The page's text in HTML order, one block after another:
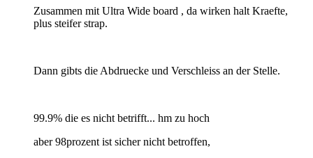
Zusammen mit Ultra Wide board , da wirken halt Kraefte,
plus steifer strap.
Dann gibts die Abdruecke und Verschleiss an der Stelle.
99.9% die es nicht betrifft... hm zu hoch
aber 98prozent ist sicher nicht betroffen,